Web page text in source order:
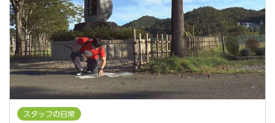
スタッフの日常